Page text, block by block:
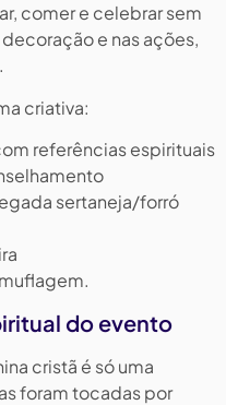
comer e celebrar sem
e nas ações,
.
criativa:
referências espirituais
sertaneja/forró
do evento
cristã é só uma
foram tocadas por